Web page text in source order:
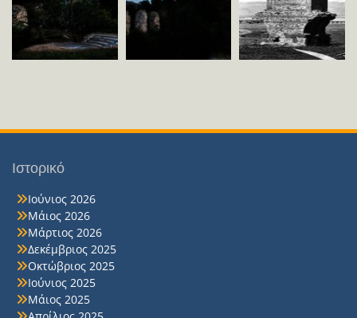
Ιστορικό
Ιούνιος 2026
Μάιος 2026
Μάρτιος 2026
Δεκέμβριος 2025
Οκτώβριος 2025
Ιούνιος 2025
Μάιος 2025